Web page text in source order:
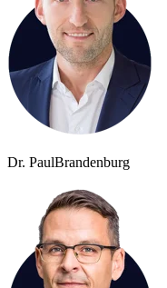
Dr. PaulBrandenburg